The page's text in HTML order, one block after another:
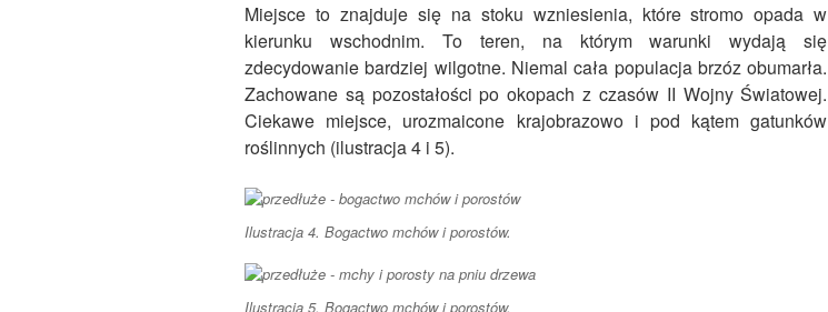
Miejsce to znajduje się na stoku wzniesienia, które stromo opada w
kierunku wschodnim. To teren, na którym warunki wydają się
zdecydowanie bardziej wilgotne. Niemal cała populacja brzóz obumarła.
Zachowane są pozostałości po okopach z czasów II Wojny Światowej.
Ciekawe miejsce, urozmaicone krajobrazowo i pod kątem gatunków
roślinnych (ilustracja 4 i 5).
Ilustracja 4. Bogactwo mchów i porostów.
Ilustracja 5. Bogactwo mchów i porostów.